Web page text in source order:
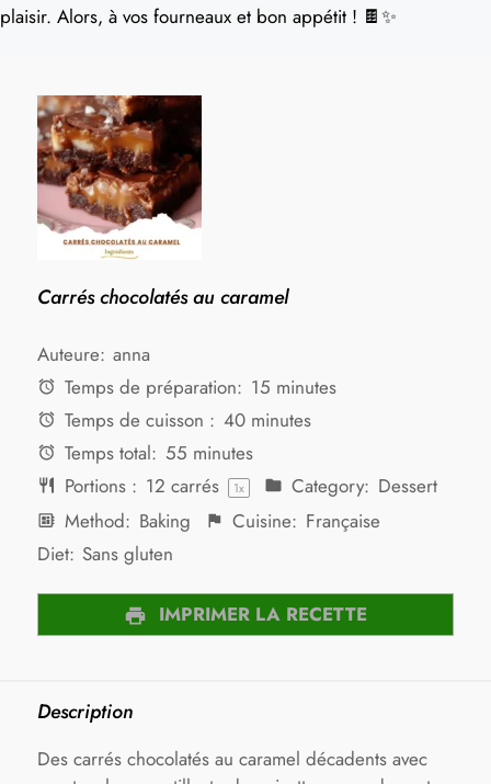
plaisir. Alors, à vos fourneaux et bon appétit ! 🍫✨
Carrés chocolatés au caramel
Auteure: anna
Temps de préparation: 15 minutes
Temps de cuisson : 40 minutes
Temps total: 55 minutes
Portions : 12 carrés 1x Category: Dessert
Method: Baking Cuisine: Française
Diet: Sans gluten
IMPRIMER LA RECETTE
Description
Des carrés chocolatés au caramel décadents avec